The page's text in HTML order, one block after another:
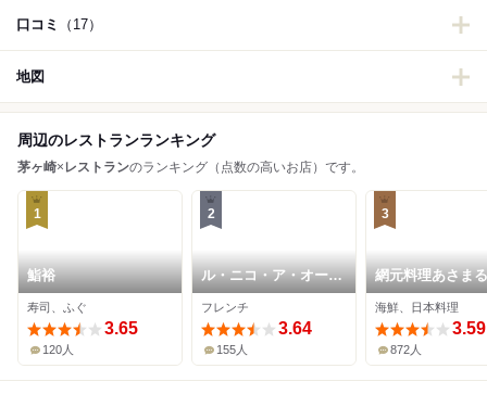
口コミ （17）
地図
周辺のレストランランキング
茅ヶ崎× レストランのランキング（点数の高いお店）です。
1
鮨裕
寿司、ふぐ
3.65
120人
2
ル・ニコ・ア・オーミ
ナミ
フレンチ
3.64
155人
3
網元料理あさまる
海鮮、日本料理
3.59
872人